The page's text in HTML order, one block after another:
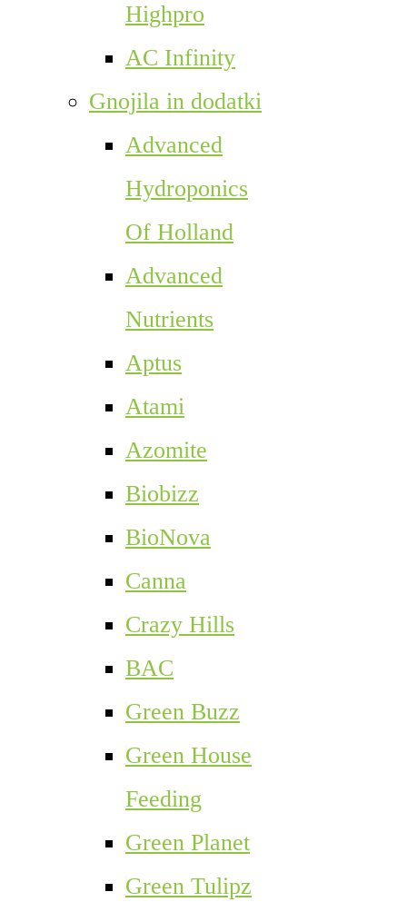
Highpro
AC Infinity
Gnojila in dodatki
Advanced
Hydroponics
Of Holland
Advanced
Nutrients
Aptus
Atami
Azomite
Biobizz
BioNova
Canna
Crazy Hills
BAC
Green Buzz
Green House
Feeding
Green Planet
Green Tulipz